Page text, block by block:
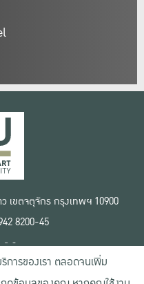
เขตจตุจักร กรุงเทพฯ 10900
8200-45
ว็บไซต์
ช้งาน
ส่วนตัว
การของเรา ตลอดจนเพิ่ม